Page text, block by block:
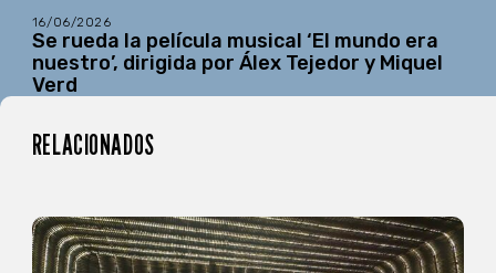
16/06/2026
Se rueda la película musical ‘El mundo era
nuestro’, dirigida por Álex Tejedor y Miquel
Verd
RELACIONADOS